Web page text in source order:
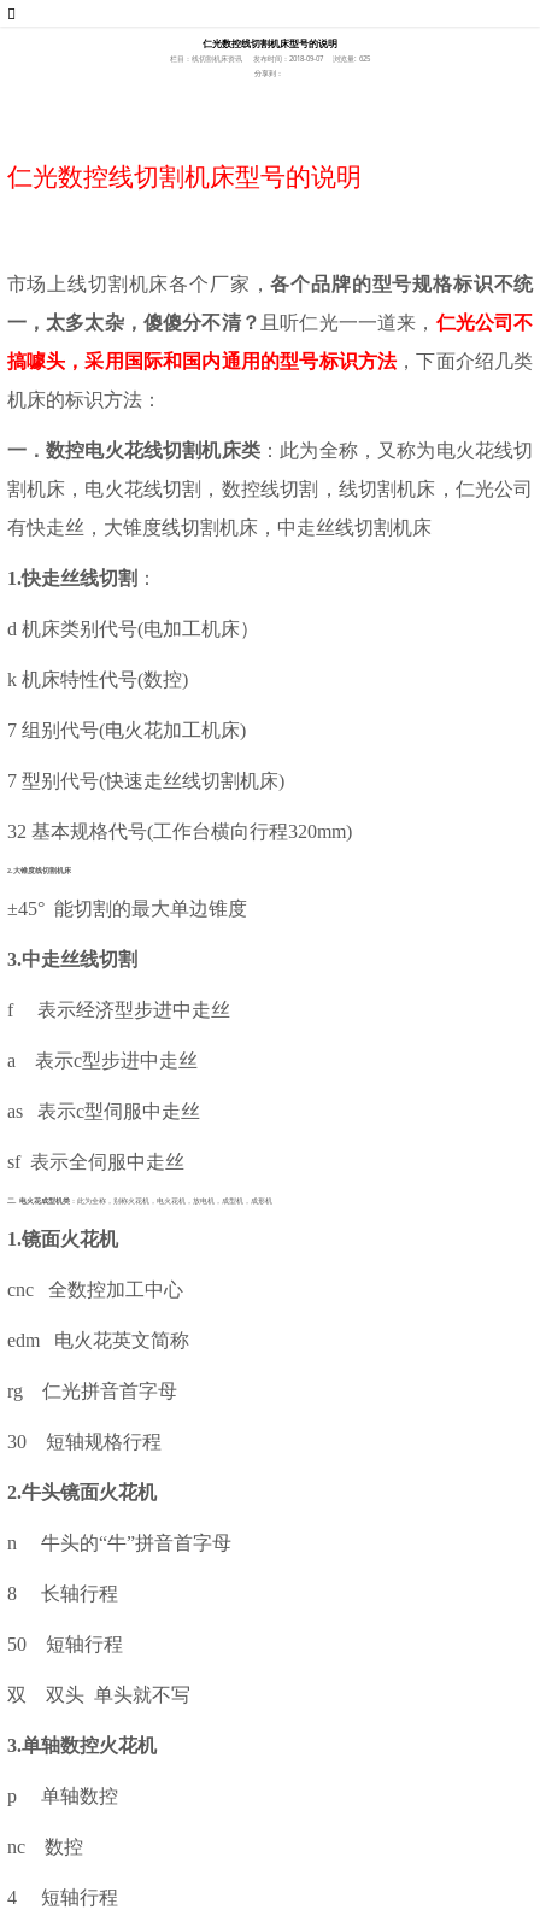
仁光数控线切割机床型号的说明
栏目：线切割机床资讯 发布时间：2018-09-07
浏览量: 625
分享到：
仁光数控线切割机床型号的说明
市场上线切割机床各个厂家，各个品牌的型号规格标识不统
一，太多太杂，傻傻分不清？ 且听仁光一一道来， 仁光公司不
搞噱头，采用国际和国内通用的型号标识方法，下面介绍几类
机床的标识方法：
一． 数控电火花线切割机床类 ：此为全称，又称为电火花线切
割机床，电火花线切割，数控线切割，线切割机床，仁光公司
有快走丝，大锥度线切割机床，中走丝线切割机床
1.快走丝线切割 ：
d 机床类别代号(电加工机床）
k 机床特性代号(数控)
7 组别代号(电火花加工机床)
7 型别代号(快速走丝线切割机床)
32 基本规格代号(工作台横向行程320mm)
2.大锥度线切割机床
±45° 能切割的最大单边锥度
3.中走丝线切割
f 表示经济型步进中走丝
a 表示c型步进中走丝
as 表示c型伺服中走丝
sf 表示全伺服中走丝
二. 电火花成型机类：此为全称，别称火花机，电火花机，放电机，成型机，成形机
1.镜面火花机
cnc 全数控加工中心
edm 电火花英文简称
rg 仁光拼音首字母
30 短轴规格行程
2.牛头镜面火花机
n 牛头的“牛”拼音首字母
8 长轴行程
50 短轴行程
双 双头 单头就不写
3.单轴数控火花机
p 单轴数控
nc 数控
4 短轴行程